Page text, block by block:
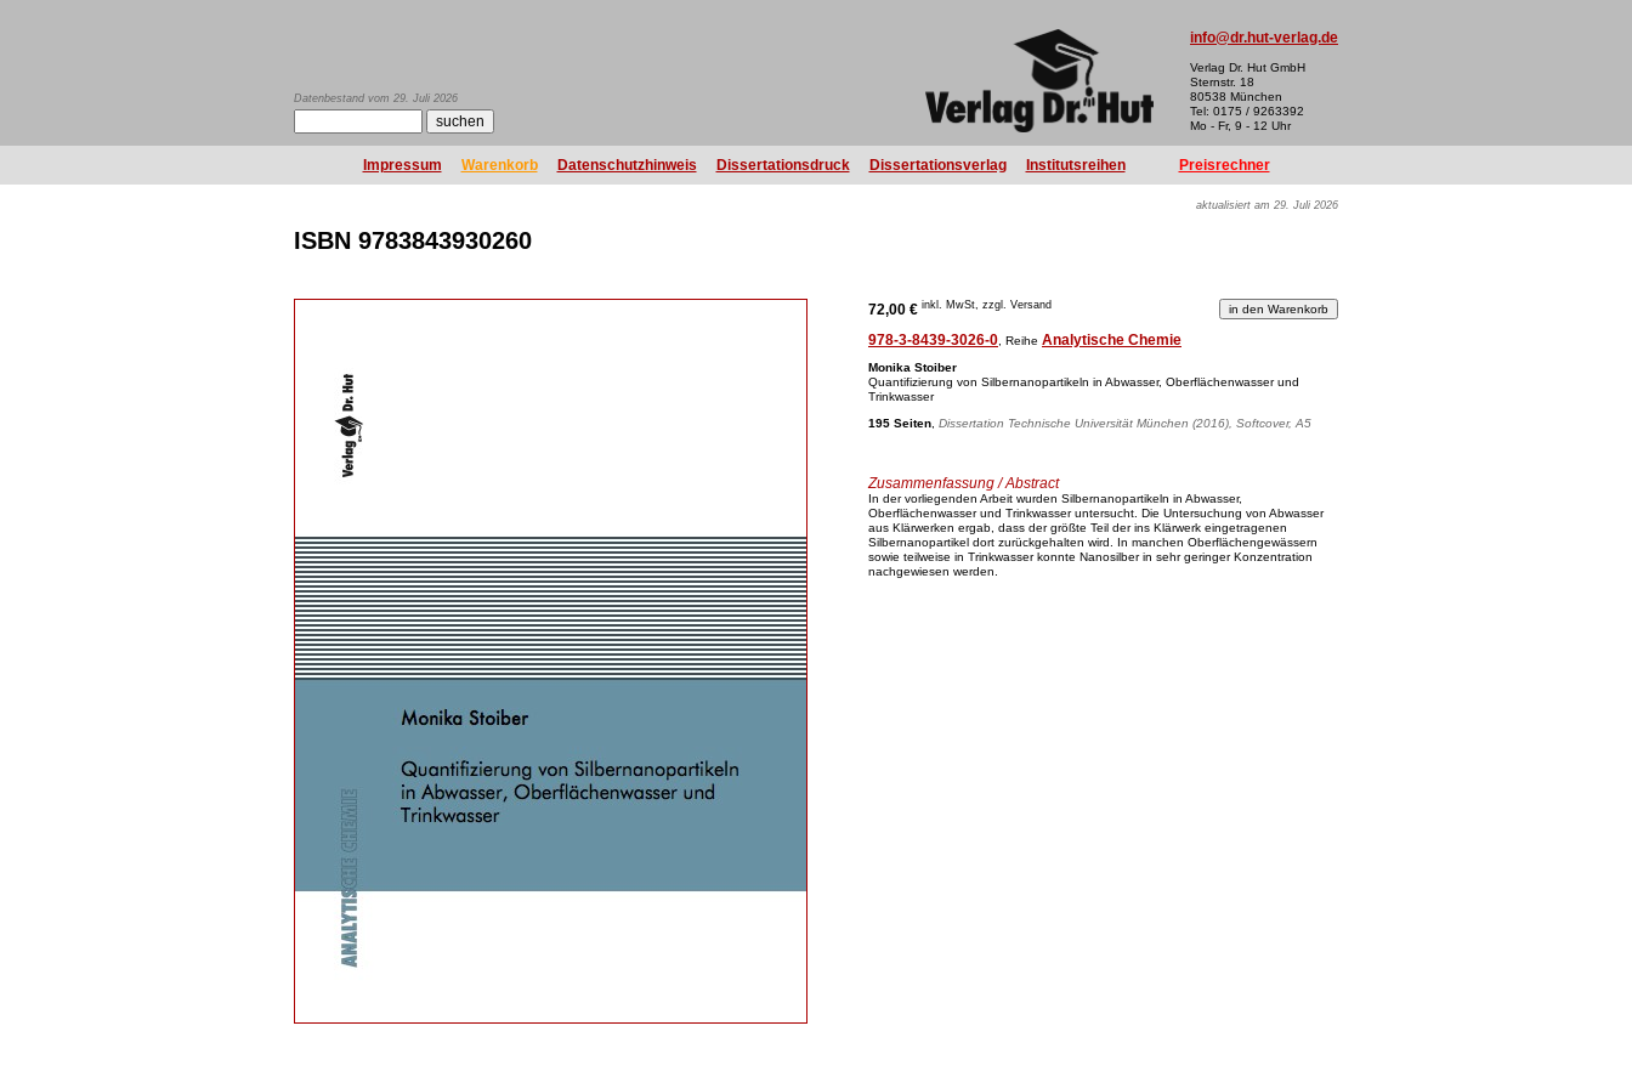
Datenbestand vom 29. Juli 2026
info@dr.hut-verlag.de
Verlag Dr. Hut GmbH
Sternstr. 18
80538 München
Tel: 0175 / 9263392
Mo - Fr, 9 - 12 Uhr
Impressum Warenkorb Datenschutzhinweis Dissertationsdruck Dissertationsverlag Institutsreihen Preisrechner
aktualisiert am 29. Juli 2026
ISBN 9783843930260
72,00 € inkl. MwSt, zzgl. Versand
978-3-8439-3026-0 , Reihe Analytische Chemie
Monika Stoiber
Quantifizierung von Silbernanopartikeln in Abwasser, Oberflächenwasser und
Trinkwasser
195 Seiten Dissertation Technische Universität München (2016), Softcover, A5
Zusammenfassung / Abstract
In der vorliegenden Arbeit wurden Silbernanopartikeln in Abwasser,
Oberflächenwasser und Trinkwasser untersucht. Die Untersuchung von Abwasser
aus Klärwerken ergab, dass der größte Teil der ins Klärwerk eingetragenen
Silbernanopartikel dort zurückgehalten wird. In manchen Oberflächengewässern
sowie teilweise in Trinkwasser konnte Nanosilber in sehr geringer Konzentration
nachgewiesen werden.